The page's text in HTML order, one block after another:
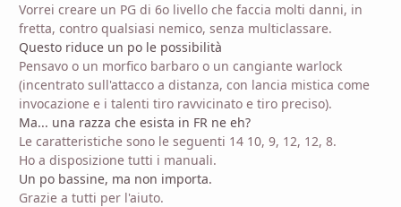
Vorrei creare un PG di 6o livello che faccia molti danni, in
fretta, contro qualsiasi nemico, senza multiclassare.
Questo riduce un po le possibilità
Pensavo o un morfico barbaro o un cangiante warlock
(incentrato sull'attacco a distanza, con lancia mistica come
invocazione e i talenti tiro ravvicinato e tiro preciso).
Ma... una razza che esista in FR ne eh?
Le caratteristiche sono le seguenti 14 10, 9, 12, 12, 8.
Ho a disposizione tutti i manuali.
Un po bassine, ma non importa.
Grazie a tutti per l'aiuto.